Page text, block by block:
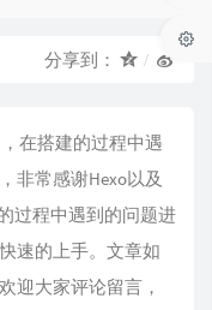
分享到：
在搭建的过程中遇
非常感谢Hexo以及
过程中遇到的问题进
速的上手。文章如
迎大家评论留言，